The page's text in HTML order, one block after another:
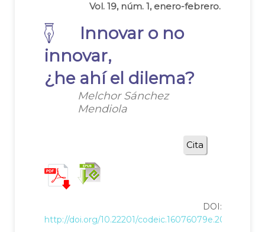
Vol. 19, núm. 1, enero-febrero.
Innovar o no
innovar,
¿he ahí el dilema?
Melchor Sánchez
Mendiola
Cita
DOI:
http://doi.org/10.22201/